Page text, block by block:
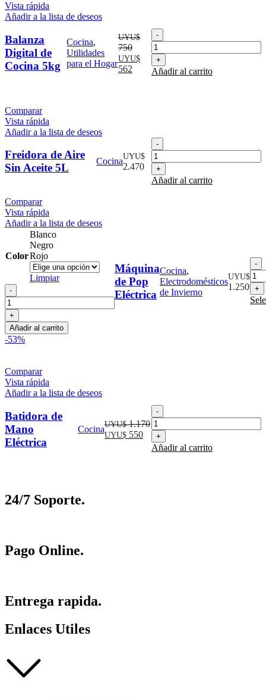
Vista rápida
Añadir a la lista de deseos
Balanza
Digital de
Cocina 5kg
Cocina,
Utilidades
para el Hogar
UYU$
750
El
precio
UYU$
562
El
precio
actual
Balanza
Digital
de
Cocina
5kg
Añadir al carrito
Comparar
Vista rápida
Añadir a la lista de deseos
Freidora de Aire
Sin Aceite 5L
CocinaUYU$
2.470
Freidora
de
Aire
Sin
Aceite
Añadir al carrito
Comparar
Vista rápida
Añadir a la lista de deseos
Color
Blanco
Negro
Rojo
Limpiar
Máquina
de
Pop
Eléctrica
cantidad
Añadir al carrito
Máquina
de Pop
Eléctrica
Cocina,
Electrodomésticos
de Invierno
UYU$
1.250
-53%
Comparar
Vista rápida
Añadir a la lista de deseos
Batidora de
Mano
Eléctrica
CocinaUYU$1.170
El
UYU$ 550El
precio
actual
Batidora
de
Mano
Eléctrica
cantidad
Añadir al carrito
24/7 Soporte.
Pago Online.
Entrega rapida.
Enlaces Utiles